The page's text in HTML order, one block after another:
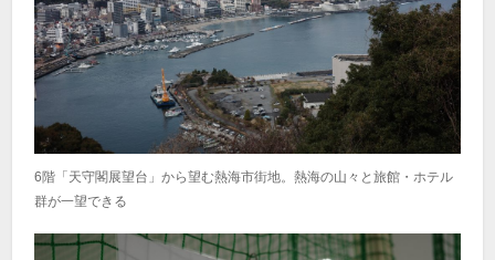
6階「天守閣展望台」から望む熱海市街地。熱海の山々と旅館・ホテル
群が一望できる